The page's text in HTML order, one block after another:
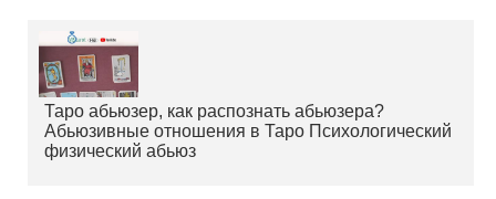
Таро абьюзер, как распознать абьюзера?
Абьюзивные отношения в Таро Психологический
физический абьюз